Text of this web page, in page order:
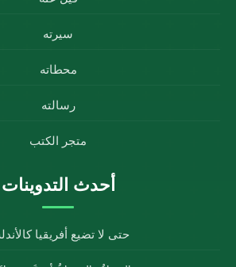
سيرته
محطاته
رسالته
متجر الكتب
أحدث التدوينات
حتى لا تضيع أفريقيا